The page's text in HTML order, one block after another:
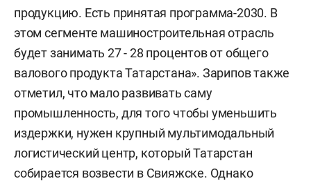
продукцию. Есть принятая программа-2030. В
этом сегменте машиностроительная отрасль
будет занимать 27 - 28 процентов от общего
валового продукта Татарстана». Зарипов также
отметил, что мало развивать саму
промышленность, для того чтобы уменьшить
издержки, нужен крупный мультимодальный
логистический центр, который Татарстан
собирается возвести в Свияжске. Однако